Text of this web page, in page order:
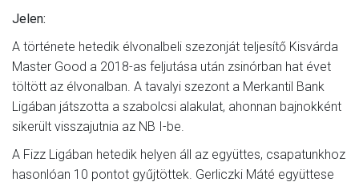
Jelen:
A története hetedik élvonalbeli szezonját teljesítő Kisvárda
Master Good a 2018-as feljutása után zsinórban hat évet
töltött az élvonalban. A tavalyi szezont a Merkantil Bank
Ligában játszotta a szabolcsi alakulat, ahonnan bajnokként
sikerült visszajutnia az NB I-be.
A Fizz Ligában hetedik helyen áll az együttes, csapatunkhoz
hasonlóan 10 pontot gyűjtöttek. Gerliczki Máté együttese